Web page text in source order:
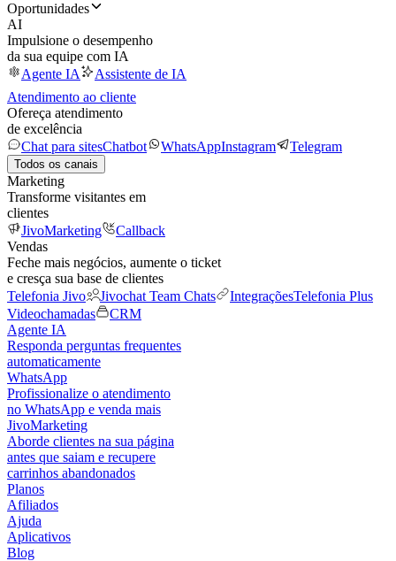
Oportunidades
AI
Impulsione o desempenho
da sua equipe com IA
Agente IA
Assistente de IA
Atendimento ao cliente
Ofereça atendimento
de excelência
Chat para sitesChatbot WhatsAppInstagram Telegram
Todos os canais
Marketing
Transforme visitantes em
clientes
JivoMarketing
Callback
Vendas
Feche mais negócios, aumente o ticket
e cresça sua base de clientes
Telefonia Jivo
Jivochat Team Chats IntegraçõesTelefonia Plus
Videochamadas
CRM
Agente IA
Responda perguntas frequentes
automaticamente
WhatsApp
Profissionalize o atendimento
no WhatsApp e venda mais
JivoMarketing
Aborde clientes na sua página
antes que saiam e recupere
carrinhos abandonados
Planos
Afiliados
Ajuda
Aplicativos
Blog